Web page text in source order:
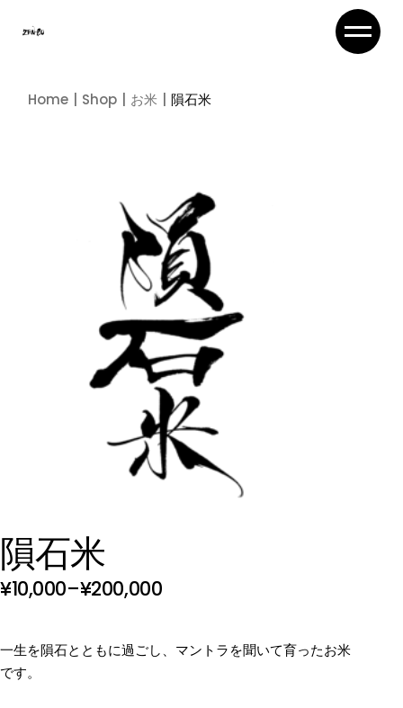
Home Shop お米 隕石米
隕石米
¥10,000–¥200,000
一生を隕石とともに過ごし、マントラを聞いて育ったお米
です。